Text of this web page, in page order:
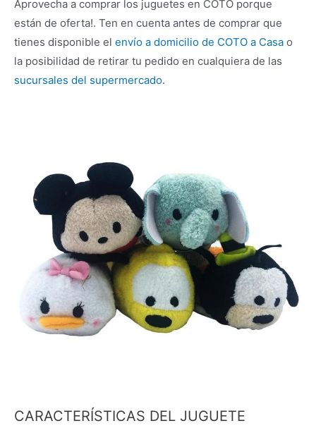
Aprovecha a comprar los juguetes en COTO porque
están de oferta!. Ten en cuenta antes de comprar que
tienes disponible el envío a domicilio de COTO a Casa o
la posibilidad de retirar tu pedido en cualquiera de las
sucursales del supermercado.
CARACTERÍSTICAS DEL JUGUETE